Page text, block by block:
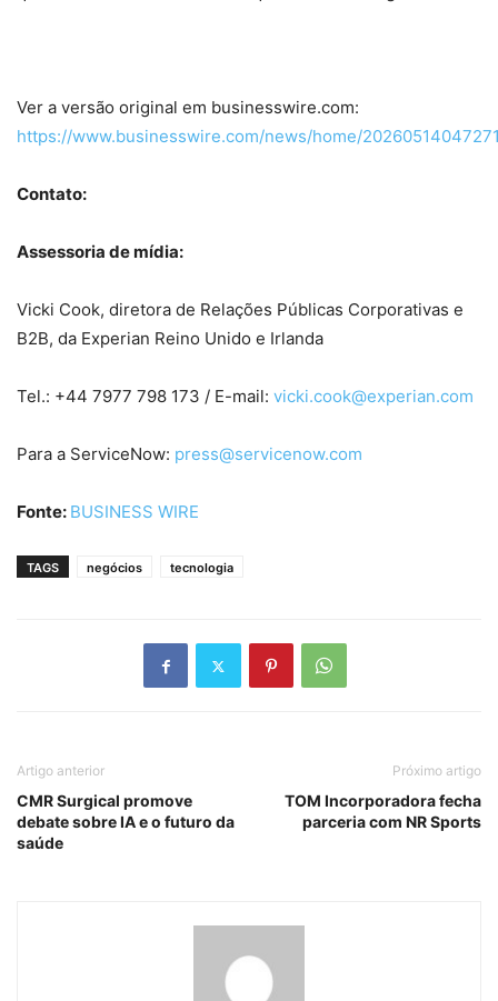
Ver a versão original em businesswire.com:
https://www.businesswire.com/news/home/
Contato:
Assessoria de mídia:
Vicki Cook, diretora de Relações Públicas Corporativas e
B2B, da Experian Reino Unido e Irlanda
Tel.: +44 7977 798 173 / E-mail: vicki.cook@experian.com
Para a ServiceNow: press@servicenow.com
Fonte: BUSINESS WIRE
TAGS negócios tecnologia
Artigo anterior
CMR Surgical promove
debate sobre IA e o futuro da
saúde
Próximo artigo
TOM Incorporadora fecha
parceria com NR Sports